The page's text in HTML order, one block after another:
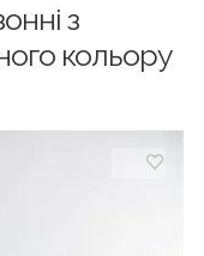
з
кольору